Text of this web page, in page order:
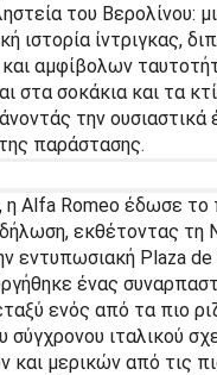
του Βερολίνου:
ιστορία ίντριγκας,
αμφίβολων
στα σοκάκια και τα
την ουσιαστικά
παράστασης.
η Alfa Romeo έδωσε
εκθέτοντας τη
εντυπωσιακή Plaza de
ένας
ενός από τα πιο
σύγχρονου ιταλικού
και μερικών από τις